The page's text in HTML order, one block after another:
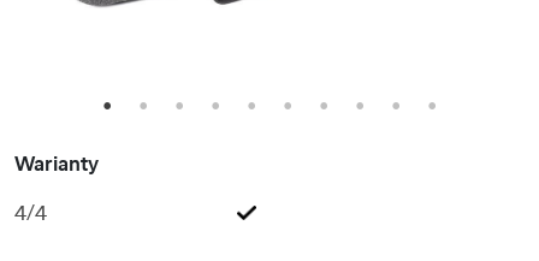
1 2 3 4 5 6 7 8 9 10
Warianty
4/4